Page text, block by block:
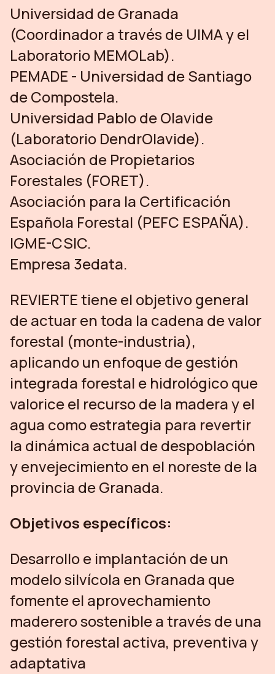
Universidad de Granada
(Coordinador a través de UIMA y el
Laboratorio MEMOLab).
PEMADE - Universidad de Santiago
de Compostela.
Universidad Pablo de Olavide
(Laboratorio DendrOlavide).
Asociación de Propietarios
Forestales (FORET).
Asociación para la Certificación
Española Forestal (PEFC ESPAÑA).
IGME-CSIC.
Empresa 3edata.
REVIERTE tiene el objetivo general
de actuar en toda la cadena de valor
forestal (monte-industria),
aplicando un enfoque de gestión
integrada forestal e hidrológico que
valorice el recurso de la madera y el
agua como estrategia para revertir
la dinámica actual de despoblación
y envejecimiento en el noreste de la
provincia de Granada.
Objetivos específicos:
Desarrollo e implantación de un
modelo silvícola en Granada que
fomente el aprovechamiento
maderero sostenible a través de una
gestión forestal activa, preventiva y
adaptativa